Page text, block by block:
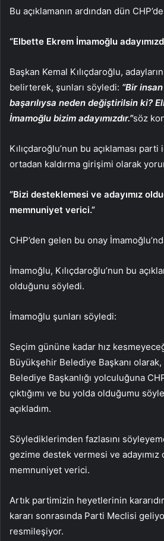
Bu açıklamanın ardından dün
“Elbette Ekrem İmamoğlu
Başkan Kemal Kılıçdaroğlu,
belirterek, şunları söyledi: “Bir
başarılıysa neden değiştirilsin ki?
İmamoğlu bizim adayımızdır.”söz
Kılıçdaroğlu’nun bu açıklaması
ortadan kaldırma girişimi olarak
“Bizi desteklemesi ve adayımız
memnuniyet verici.”
CHP’den gelen bu onay
İmamoğlu, Kılıçdaroğlu’nun bu
olduğunu söyledi.
İmamoğlu şunları söyledi:
Seçim gününe kadar hız
Büyükşehir Belediye Başkanı
Belediye Başkanlığı yolculuğuna
çıktığımı ve bu yolda olduğumu
açıkladım.
Söylediklerimden fazlasını
gezime destek vermesi ve
memnuniyet verici.
Artık partimizin heyetlerinin
kararı sonrasında Parti Meclisi
resmileşiyor.